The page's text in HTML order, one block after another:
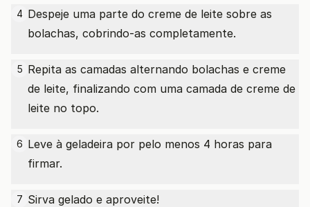
4 Despeje uma parte do creme de leite sobre as
bolachas, cobrindo-as completamente.
5 Repita as camadas alternando bolachas e creme
de leite, finalizando com uma camada de creme de
leite no topo.
6 Leve à geladeira por pelo menos 4 horas para
firmar.
7 Sirva gelado e aproveite!